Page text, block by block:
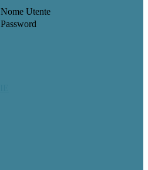
Nome Utente
Password